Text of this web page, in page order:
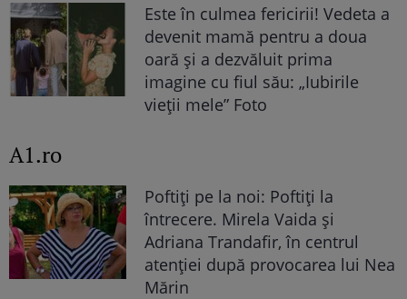
Este în culmea fericirii! Vedeta a
devenit mamă pentru a doua
oară și a dezvăluit prima
imagine cu fiul său: „Iubirile
vieții mele” Foto
A1.ro
Poftiți pe la noi: Poftiți la
întrecere. Mirela Vaida și
Adriana Trandafir, în centrul
atenției după provocarea lui Nea
Mărin